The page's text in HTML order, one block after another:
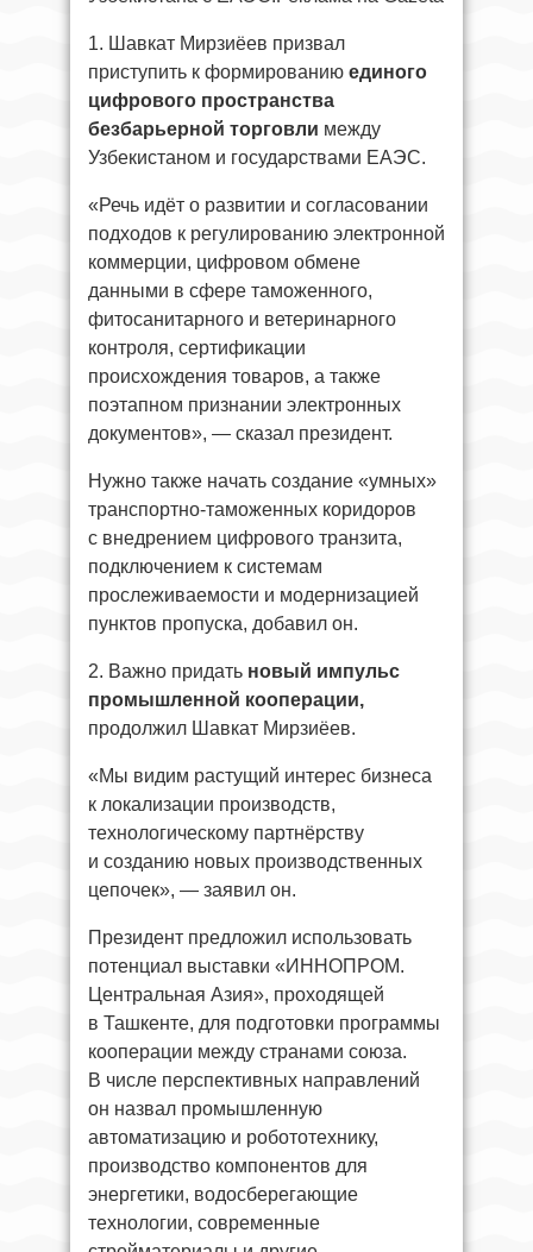
1. Шавкат Мирзиёев призвал
приступить к формированию единого
цифрового пространства
безбарьерной торговли между
Узбекистаном и государствами ЕАЭС.
«Речь идёт о развитии и согласовании
подходов к регулированию электронной
коммерции, цифровом обмене
данными в сфере таможенного,
фитосанитарного и ветеринарного
контроля, сертификации
происхождения товаров, а также
поэтапном признании электронных
документов», — сказал президент.
Нужно также начать создание «умных»
транспортно-таможенных коридоров
с внедрением цифрового транзита,
подключением к системам
прослеживаемости и модернизацией
пунктов пропуска, добавил он.
2. Важно придать новый импульс
промышленной кооперации,
продолжил Шавкат Мирзиёев.
«Мы видим растущий интерес бизнеса
к локализации производств,
технологическому партнёрству
и созданию новых производственных
цепочек», — заявил он.
Президент предложил использовать
потенциал выставки «ИННОПРОМ.
Центральная Азия», проходящей
в Ташкенте, для подготовки программы
кооперации между странами союза.
В числе перспективных направлений
он назвал промышленную
автоматизацию и робототехнику,
производство компонентов для
энергетики, водосберегающие
технологии, современные